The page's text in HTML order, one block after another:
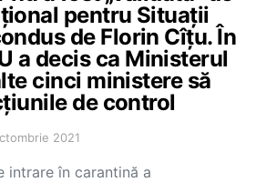
pentru Situații
de Florin Cîțu. În
a decis ca Ministerul
cinci ministere să
de control
2021
intrare în carantină a